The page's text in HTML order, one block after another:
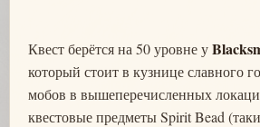
Квест берётся на 50 уровне у
который стоит в кузнице славного
мобов в вышеперечисленных
квестовые предметы Spirit Bead